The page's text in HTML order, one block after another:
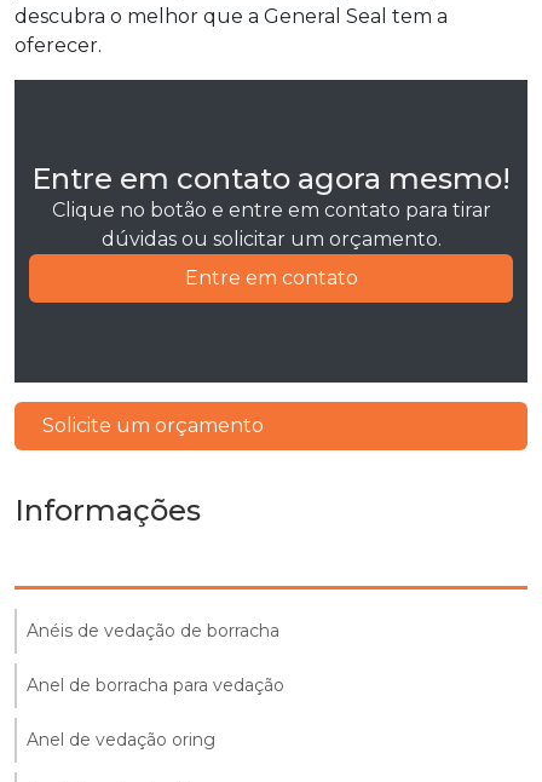
descubra o melhor que a General Seal tem a
oferecer.
Entre em contato agora mesmo!
Clique no botão e entre em contato para tirar
dúvidas ou solicitar um orçamento.
Entre em contato
Solicite um orçamento
Informações
Anéis de vedação de borracha
Anel de borracha para vedação
Anel de vedação oring